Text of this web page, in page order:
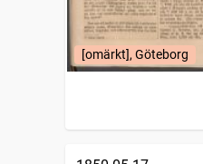
[omärkt], Göteborg